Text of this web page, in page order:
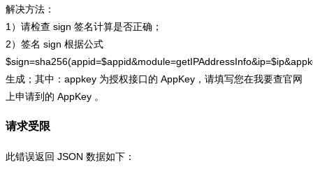
解决方法：
1）请检查 sign 签名计算是否正确；
2）签名 sign 根据公式
生成；其中：appkey 为授权接口的 AppKey，请填写您在我要查官网
上申请到的 AppKey 。
请求受限
此错误返回 JSON 数据如下：